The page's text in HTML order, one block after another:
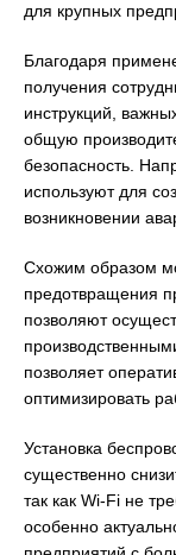
для крупных
Благодаря
получения
инструкций,
общую
безопасность.
используют для
возникновении
Схожим образом
предотвращения
позволяют
позволяет
оптимизировать
Установка
существенно
так как Wi-Fi не
особенно